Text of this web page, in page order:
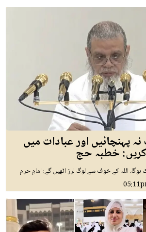
پہنچائیں اور عبادات میں
کریں: خطبہ حج
ہوگا، اللہ کے خوف سے لوگ لرز اٹھیں گے: امامِ حرم